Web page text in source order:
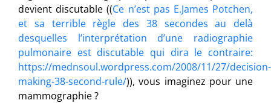
devient discutable ((Ce n’est pas E.James Potchen,
et sa terrible règle des 38 secondes au delà
desquelles l’interprétation d’une radiographie
pulmonaire est discutable qui dira le contraire:
https://mednsoul.wordpress.com/2008/11/27/decision-
making-38-second-rule/)), vous imaginez pour une
mammographie ?